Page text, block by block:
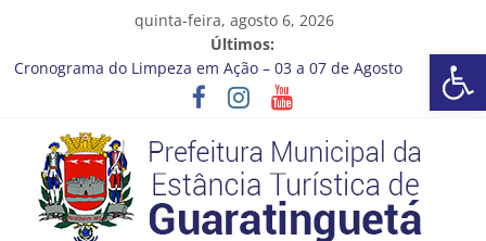
Barra de Ferramentas Aberta
quinta-feira, agosto 6, 2026
Últimos:
Cronograma do Limpeza em Ação – 03 a 07 de Agosto
Prefeitura de Guaratinguetá entrega revitalização da Praça
Vem conferir como nossos alunos estão ainda mais lindos!
CRONOGRAMA DE LAVAGEM E LIMPEZA DOS RESERVATÓRIOS
Guaratinguetá se destaca em competições esportivas da
região